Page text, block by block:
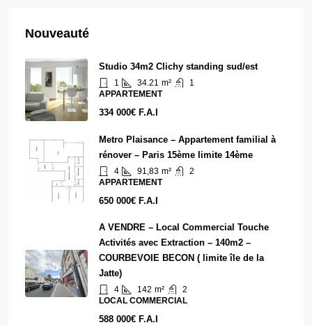
Nouveauté
Studio 34m2 Clichy standing sud/est
1 34.21 m²
1
APPARTEMENT
334 000€ F.A.I
Metro Plaisance – Appartement familial à
rénover – Paris 15ème limite 14ème
4 91,83 m²
2
APPARTEMENT
650 000€ F.A.I
A VENDRE – Local Commercial Touche
Activités avec Extraction – 140m2 –
COURBEVOIE BECON ( limite île de la
Jatte)
4 142 m²
2
LOCAL COMMERCIAL
588 000€ F.A.I